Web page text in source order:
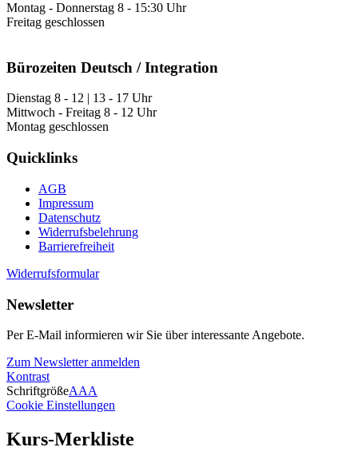
Montag - Donnerstag 8 - 15:30 Uhr
Freitag geschlossen
Bürozeiten Deutsch / Integration
Dienstag 8 - 12 | 13 - 17 Uhr
Mittwoch - Freitag 8 - 12 Uhr
Montag geschlossen
Quicklinks
AGB
Impressum
Datenschutz
Widerrufsbelehrung
Barrierefreiheit
Widerrufsformular
Newsletter
Per E-Mail informieren wir Sie über interessante Angebote.
Zum Newsletter anmelden
Kontrast
SchriftgrößeAAA
Cookie Einstellungen
Kurs-Merkliste